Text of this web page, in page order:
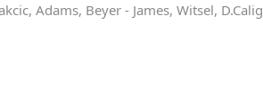
Adams, Beyer - James, Witsel,